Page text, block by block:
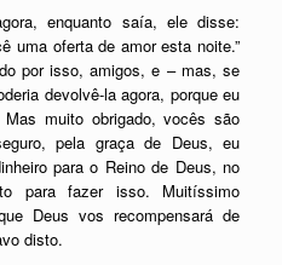
enquanto saía, ele disse:
uma oferta de amor esta noite.”
por isso, amigos, e – mas, se
devolvê-la agora, porque eu
muito obrigado, vocês são
pela graça de Deus, eu
para o Reino de Deus, no
para fazer isso. Muitíssimo
Deus vos recompensará de
disto.